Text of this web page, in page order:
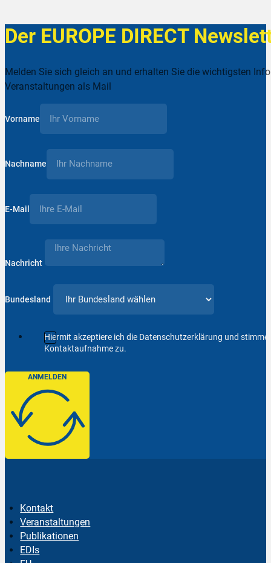
Der EUROPE DIRECT
Melden Sie sich gleich an und erhalten Sie die wichtigsten
Veranstaltungen als Mail
Vorname
Nachname
E-Mail
Nachricht
Bundesland
Hiermit akzeptiere ich die Datenschutzerklärung und
Kontaktaufnahme zu.
ANMELDEN
Kontakt
Veranstaltungen
Publikationen
EDIs